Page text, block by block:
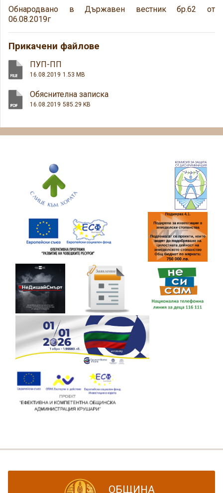
Обнародвано в Държавен вестник бр.62 от
06.08.2019г
Прикачени файлове
ПУП-ПП
16.08.2019 1.53 MB
Обяснителна записка
16.08.2019 585.29 KB
ОБЩИНА